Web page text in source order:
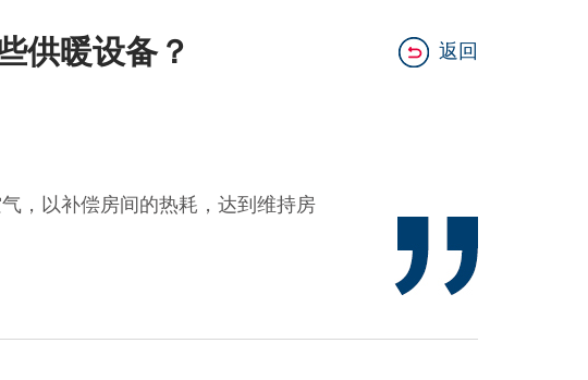
供暖设备？ 返回
，以补偿房间的热耗，达到维持房